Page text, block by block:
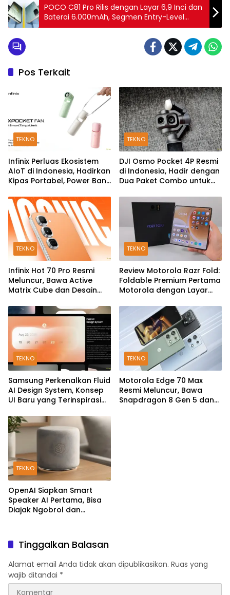
POCO C81 Pro Rilis dengan Layar 6,9 Inci dan
Baterai 6.000mAh, Segmen Entry-Level
Makin Kompetitif
Pos Terkait
TEKNO
Infinix Perluas Ekosistem
AIoT di Indonesia, Hadirkan
Kipas Portabel, Power Bank
TEKNO
DJI Osmo Pocket 4P Resmi
di Indonesia, Hadir dengan
Dua Paket Combo untuk
TEKNO
Infinix Hot 70 Pro Resmi
Meluncur, Bawa Active
Matrix Cube dan Desain
TEKNO
Review Motorola Razr Fold:
Foldable Premium Pertama
Motorola dengan Layar
Baterai 6000mAh
TEKNO
Samsung Perkenalkan Fluid
AI Design System, Konsep
UI Baru yang Terinspirasi
TEKNO
Motorola Edge 70 Max
Resmi Meluncur, Bawa
Snapdragon 8 Gen 5 dan
TEKNO
OpenAI Siapkan Smart
Speaker AI Pertama, Bisa
Diajak Ngobrol dan
Tinggalkan Balasan
Alamat email Anda tidak akan dipublikasikan. Ruas yang
wajib ditandai *